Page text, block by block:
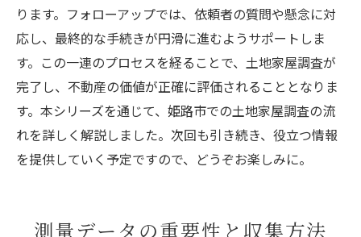
ります。フォローアップでは、依頼者の質問や懸念に対
応し、最終的な手続きが円滑に進むようサポートしま
す。この一連のプロセスを経ることで、土地家屋調査が
完了し、不動産の価値が正確に評価されることとなりま
す。本シリーズを通じて、姫路市での土地家屋調査の流
れを詳しく解説しました。次回も引き続き、役立つ情報
を提供していく予定ですので、どうぞお楽しみに。